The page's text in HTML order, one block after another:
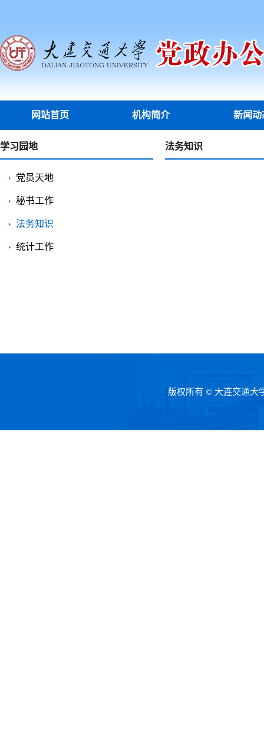
网站首页 机构简介 新闻动
学习园地
党员天地
秘书工作
法务知识
统计工作
法务知识
版权所有 © 大连交通大